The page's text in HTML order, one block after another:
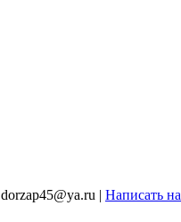
dorzap45@ya.ru | Написать